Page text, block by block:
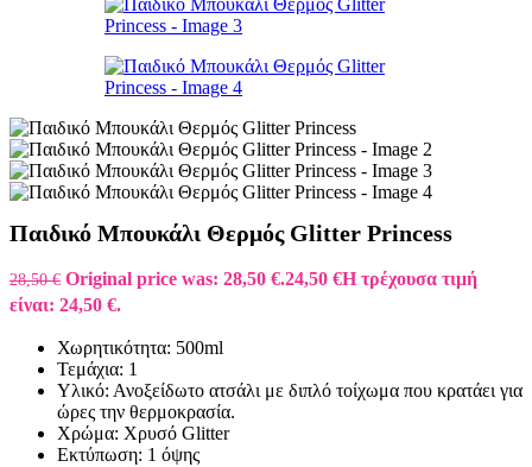
Παιδικό Μπουκάλι Θερμός Glitter Princess
28,50€ Original price was: 28,50 €.24,50 €Η τρέχουσα τιμή
είναι: 24,50 €.
Χωρητικότητα: 500ml
Τεμάχια: 1
Υλικό: Ανοξείδωτο ατσάλι με διπλό τοίχωμα που κρατάει για
ώρες την θερμοκρασία.
Χρώμα: Χρυσό Glitter
Εκτύπωση: 1 όψης